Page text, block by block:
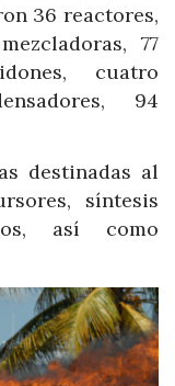
36 reactores,
77
cuatro
94
destinadas al
síntesis
así como